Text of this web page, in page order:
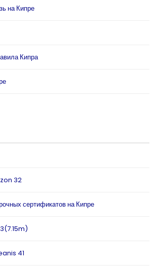
на Кипре
Кипра
32
сертификатов на Кипре
41